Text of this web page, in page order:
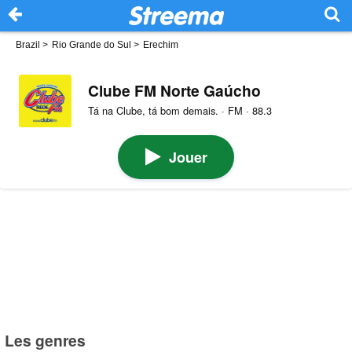
Brazil > Rio Grande do Sul > Erechim
Clube FM Norte Gaúcho
Tá na Clube, tá bom demais. · FM · 88.3
Jouer
Les genres